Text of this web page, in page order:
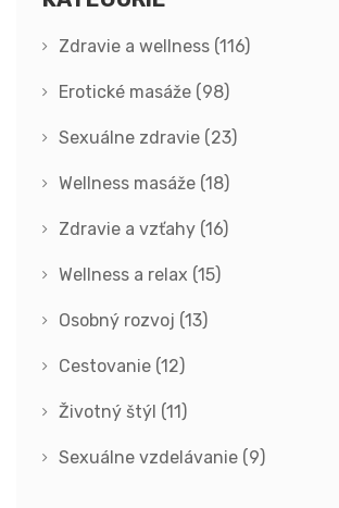
Zdravie a wellness (116)
Erotické masáže (98)
Sexuálne zdravie (23)
Wellness masáže (18)
Zdravie a vzťahy (16)
Wellness a relax (15)
Osobný rozvoj (13)
Cestovanie (12)
Životný štýl (11)
Sexuálne vzdelávanie (9)